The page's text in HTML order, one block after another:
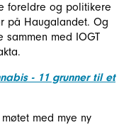
foreldre og politikere
på Haugalandet. Og
sammen med IOGT
- 11 grunner til et
med mye ny